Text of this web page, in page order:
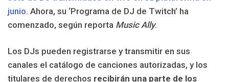
junio. Ahora, su ‘Programa de DJ de Twitch’ ha
comenzado, según reporta Music Ally.
Los DJs pueden registrarse y transmitir en sus
canales el catálogo de canciones autorizadas, y los
titulares de derechos recibirán una parte de los